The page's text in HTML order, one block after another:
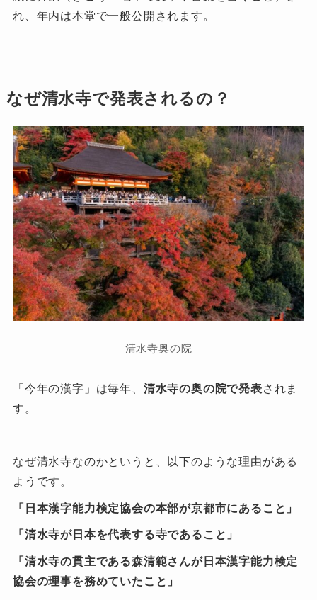
れ、年内は本堂で一般公開されます。
なぜ清水寺で発表されるの？
清水寺奥の院
「今年の漢字」は毎年、 清水寺の奥の院で発表されま
す。
なぜ清水寺なのかというと、以下のような理由がある
ようです。
「日本漢字能力検定協会の本部が京都市にあること」
「清水寺が日本を代表する寺であること」
「清水寺の貫主である森清範さんが日本漢字能力検定
協会の理事を務めていたこと」